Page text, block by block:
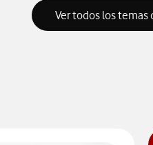
Ver todos los temas